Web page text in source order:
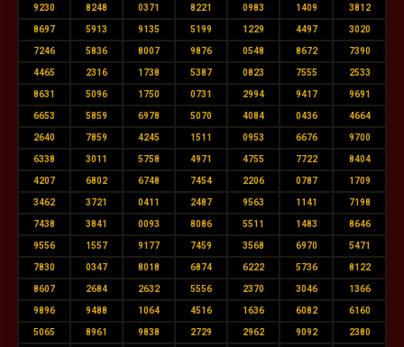
9230 8248 0371 8221 0983 1409 3812
8697 5913 9135 5199 1229 4497 3020
7246 5836 8007 9876 0548 8672 7390
4465 2316 1738 5387 0823 7555 2533
8631 5096 1750 0731 2994 9417 9691
6653 5859 6978 5070 4084 0436 4664
2640 7859 4245 1511 0953 6676 9700
6338 3011 5758 4971 4755 7722 8404
4207 6802 6748 7454 2206 0787 1709
3462 3721 0411 2487 9563 1141 7198
7438 3841 0093 8086 5511 1483 8646
9556 1557 9177 7459 3568 6970 5471
7830 0347 8018 6874 6222 5736 8122
8607 2684 2632 5556 2370 3046 1366
9896 9488 1064 4516 1636 6082 6160
5065 8961 9838 2729 2962 9092 2380